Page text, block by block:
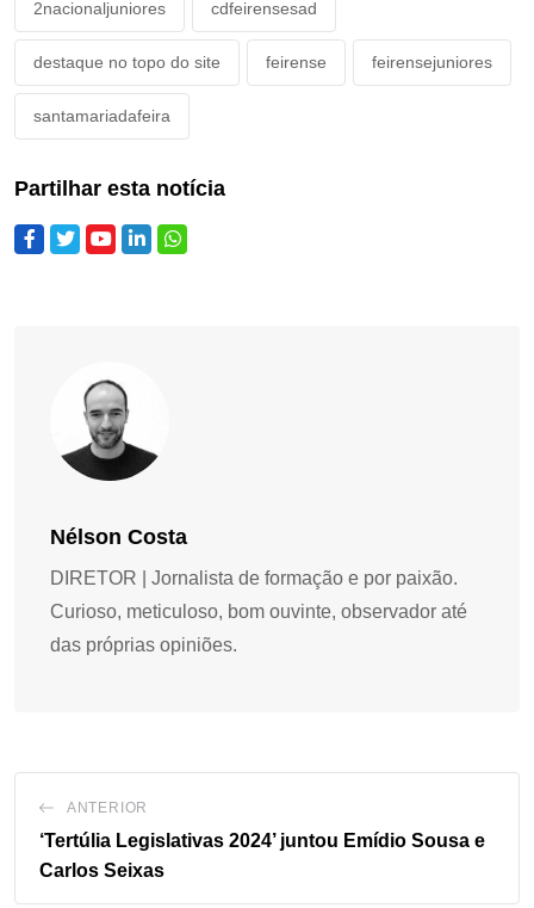
2nacionaljuniores cdfeirensesad
destaque no topo do site feirense feirensejuniores
santamariadafeira
Partilhar esta notícia
Nélson Costa
DIRETOR | Jornalista de formação e por paixão.
Curioso, meticuloso, bom ouvinte, observador até
das próprias opiniões.
ANTERIOR
‘Tertúlia Legislativas 2024’ juntou Emídio Sousa e
Carlos Seixas